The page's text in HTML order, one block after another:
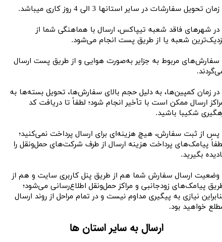
تحویل سفارشات در سایر استانها 3 الی 4 روز کاری میباشد.
در شهرهای فاقد شعبه تیپاکس، ارسال با هماهنگی شما از
شعبه یا از طریق پست انجام می‌شود.
سفارش‌های مربوط به جزایر به‌صورت هوایی و از طریق پست ارسال
در زمان کمپین‌ها، به دلیل حجم بالای سفارش‌ها، تحویل بسته‌ها به
ارسال ممکن است با تأخیر انجام شود؛ لطفاً تا دریافت کد
شکیبا باشید.
پس از ثبت سفارش، هیچ هزینه‌ای برای ارسال پرداخت نمی‌کنید؛
پیامک‌های پرداخت هزینه ارسال از طرف شرکت‌های حمل‌ونقل را
بگیرید.
وضعیت ارسال سفارش شما هم از طریق پنل کاربری سایت و هم از
پیامک‌های زودجانبی و مراکز حمل‌ونقل اطلاع‌رسانی می‌شود؛
نیازی به پیگیری مداوم نیست و در تمام مراحل از روند ارسال
خواهید بود.​​​​​​​
ارسال به سایر استان ها